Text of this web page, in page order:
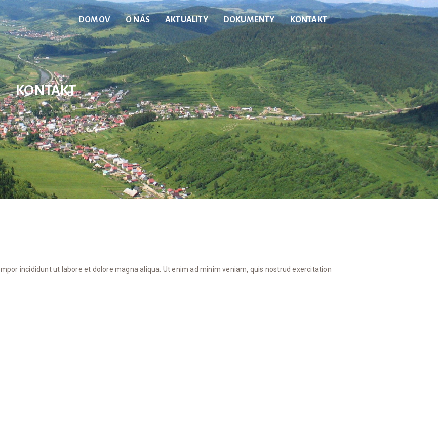
DOMOV O NÁS AKTUALITY DOKUMENTY KONTAKT
KONTAKT
incididunt ut labore et dolore magna aliqua. Ut enim ad minim veniam, quis nostrud exercitation